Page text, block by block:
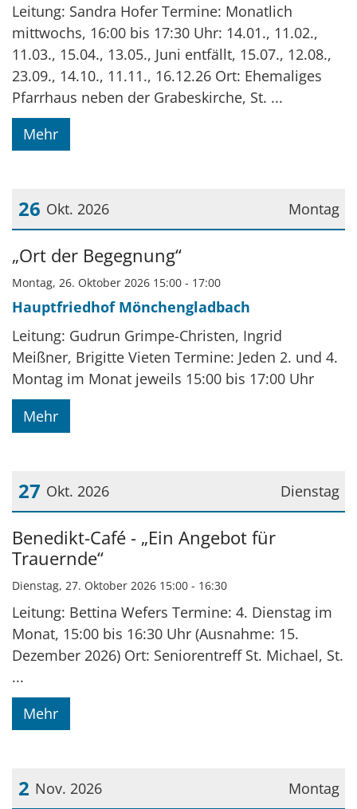
Leitung: Sandra Hofer Termine: Monatlich
mittwochs, 16:00 bis 17:30 Uhr: 14.01., 11.02.,
11.03., 15.04., 13.05., Juni entfällt, 15.07., 12.08.,
23.09., 14.10., 11.11., 16.12.26 Ort: Ehemaliges
Pfarrhaus neben der Grabeskirche, St. ...
Mehr
Montag
26 Okt. 2026
Datum: 26. Oktober 2026
„Ort der Begegnung“
Montag, 26. Oktober 2026 15:00 - 17:00
Hauptfriedhof Mönchengladbach
Leitung: Gudrun Grimpe-Christen, Ingrid
Meißner, Brigitte Vieten Termine: Jeden 2. und 4.
Montag im Monat jeweils 15:00 bis 17:00 Uhr
Mehr
Dienstag
27 Okt. 2026
Datum: 27. Oktober 2026
Benedikt-Café - „Ein Angebot für
Trauernde“
Dienstag, 27. Oktober 2026 15:00 - 16:30
Leitung: Bettina Wefers Termine: 4. Dienstag im
Monat, 15:00 bis 16:30 Uhr (Ausnahme: 15.
Dezember 2026) Ort: Seniorentreff St. Michael, St.
...
Mehr
Montag
2 Nov. 2026